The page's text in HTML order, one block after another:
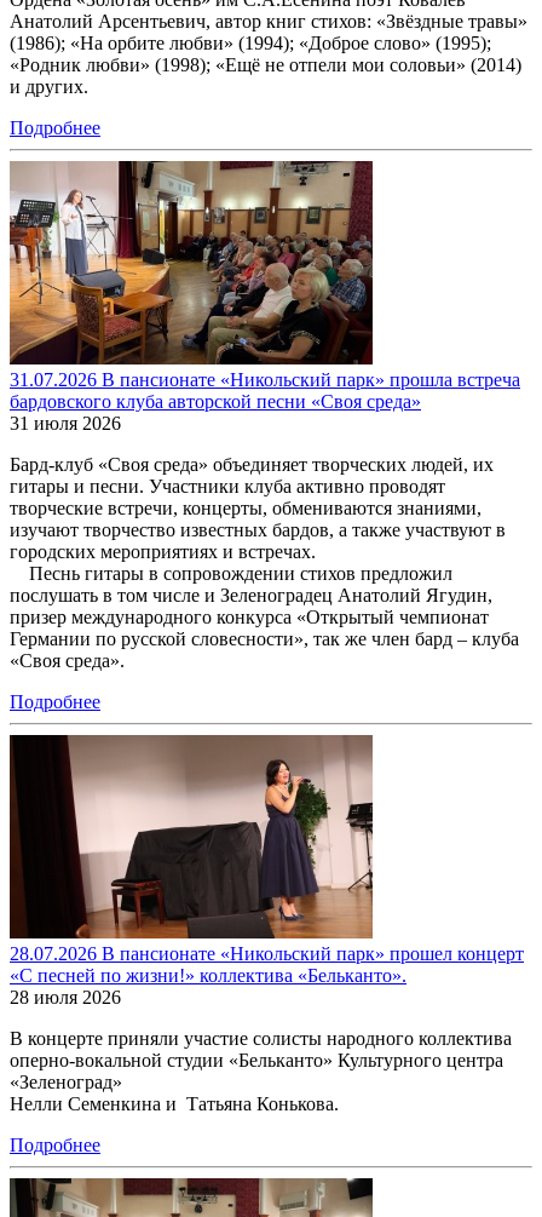
Анатолий Арсентьевич, автор книг стихов: «Звёздные травы»
(1986); «На орбите любви» (1994); «Доброе слово» (1995);
«Родник любви» (1998); «Ещё не отпели мои соловьи» (2014)
и других.
Подробнее
31.07.2026 В пансионате «Никольский парк» прошла встреча
бардовского клуба авторской песни «Своя среда»
31 июля 2026
Бард-клуб «Своя среда» объединяет творческих людей, их
гитары и песни. Участники клуба активно проводят
творческие встречи, концерты, обмениваются знаниями,
изучают творчество известных бардов, а также участвуют в
городских мероприятиях и встречах.
Песнь гитары в сопровождении стихов предложил
послушать в том числе и Зеленоградец Анатолий Ягудин,
призер международного конкурса «Открытый чемпионат
Германии по русской словесности», так же член бард – клуба
«Своя среда».
Подробнее
28.07.2026 В пансионате «Никольский парк» прошел концерт
«С песней по жизни!» коллектива «Бельканто».
28 июля 2026
В концерте приняли участие солисты народного коллектива
оперно-вокальной студии «Бельканто» Культурного центра
«Зеленоград»
Нелли Семенкина и Татьяна Конькова.
Подробнее